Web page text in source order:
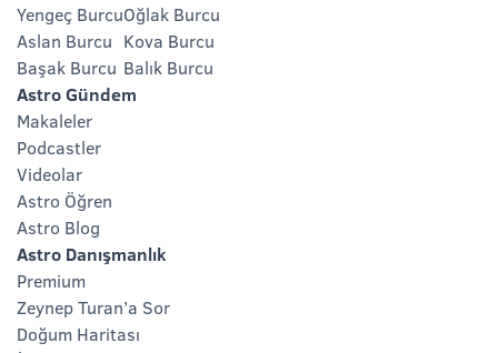
Yengeç Burcu
Aslan Burcu
Başak Burcu
Oğlak Burcu
Kova Burcu
Balık Burcu
Astro Gündem
Makaleler
Podcastler
Videolar
Astro Öğren
Astro Blog
Astro Danışmanlık
Premium
Zeynep Turan’a Sor
Doğum Haritası